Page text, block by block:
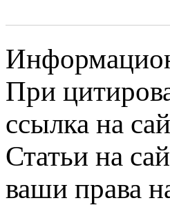
При
ссылка на
Статьи на
ваши права